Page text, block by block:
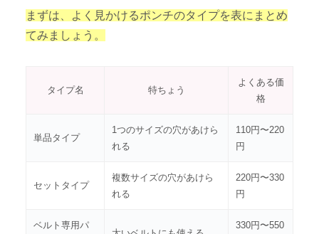
まずは、よく見かけるポンチのタイプを表にまとめ
てみましょう。
タイプ名 特ちょう
よくある価
格
単品タイプ
1つのサイズの穴があけら
れる
110円〜220
円
セットタイプ
複数サイズの穴があけら
れる
220円〜330
円
ベルト専用パ
330円〜550